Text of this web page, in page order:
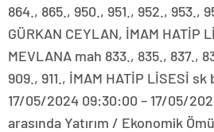
864., 865., 950., 951., 952., 953.,
GÜRKAN CEYLAN, İMAM HATİP
MEVLANA mah 833., 835., 837.,
909., 911., İMAM HATİP LİSESİ
17/05/2024 09:30:00 – 17/05/
arasında Yatırım / Ekonomik